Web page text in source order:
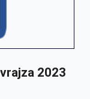
2023